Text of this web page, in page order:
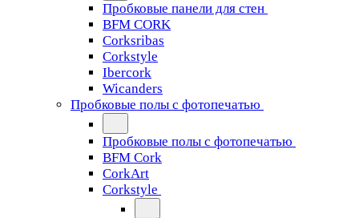
Пробковые панели для стен
BFM CORK
Corksribas
Corkstyle
Ibercork
Wicanders
Пробковые полы с фотопечатью
Пробковые полы с фотопечатью
BFM Cork
CorkArt
Corkstyle